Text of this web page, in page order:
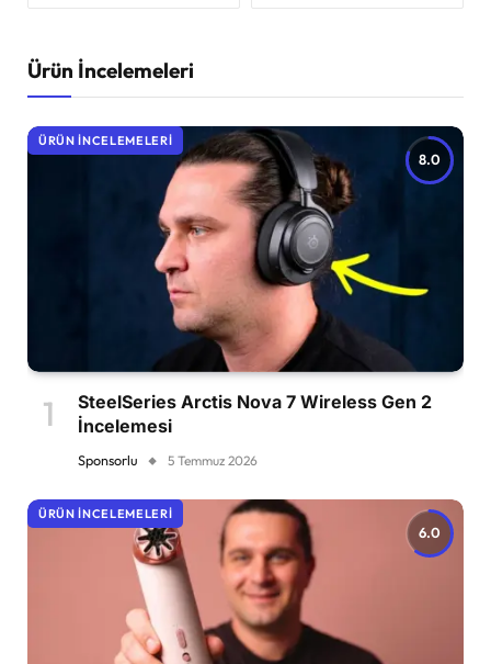
Ürün İncelemeleri
8.0
ÜRÜN İNCELEMELERI
SteelSeries Arctis Nova 7 Wireless Gen 2
İncelemesi
Sponsorlu 5 Temmuz 2026
6.0
ÜRÜN İNCELEMELERI